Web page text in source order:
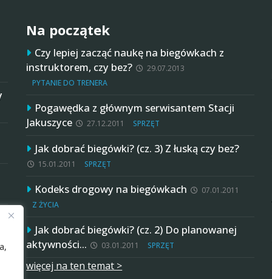
Na początek
Czy lepiej zacząć naukę na biegówkach z
instruktorem, czy bez?
29.07.2013
PYTANIE DO TRENERA
Pogawędka z głównym serwisantem Stacji
Jakuszyce
27.12.2011 SPRZĘT
Jak dobrać biegówki? (cz. 3) Z łuską czy bez?
15.01.2011 SPRZĘT
Kodeks drogowy na biegówkach
07.01.2011
Z ŻYCIA
Jak dobrać biegówki? (cz. 2) Do planowanej
aktywności…
03.01.2011 SPRZĘT
więcej na ten temat >